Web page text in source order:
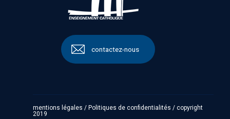
contactez-nous
mentions légales / Politiques de confidentialités / copyright
2019